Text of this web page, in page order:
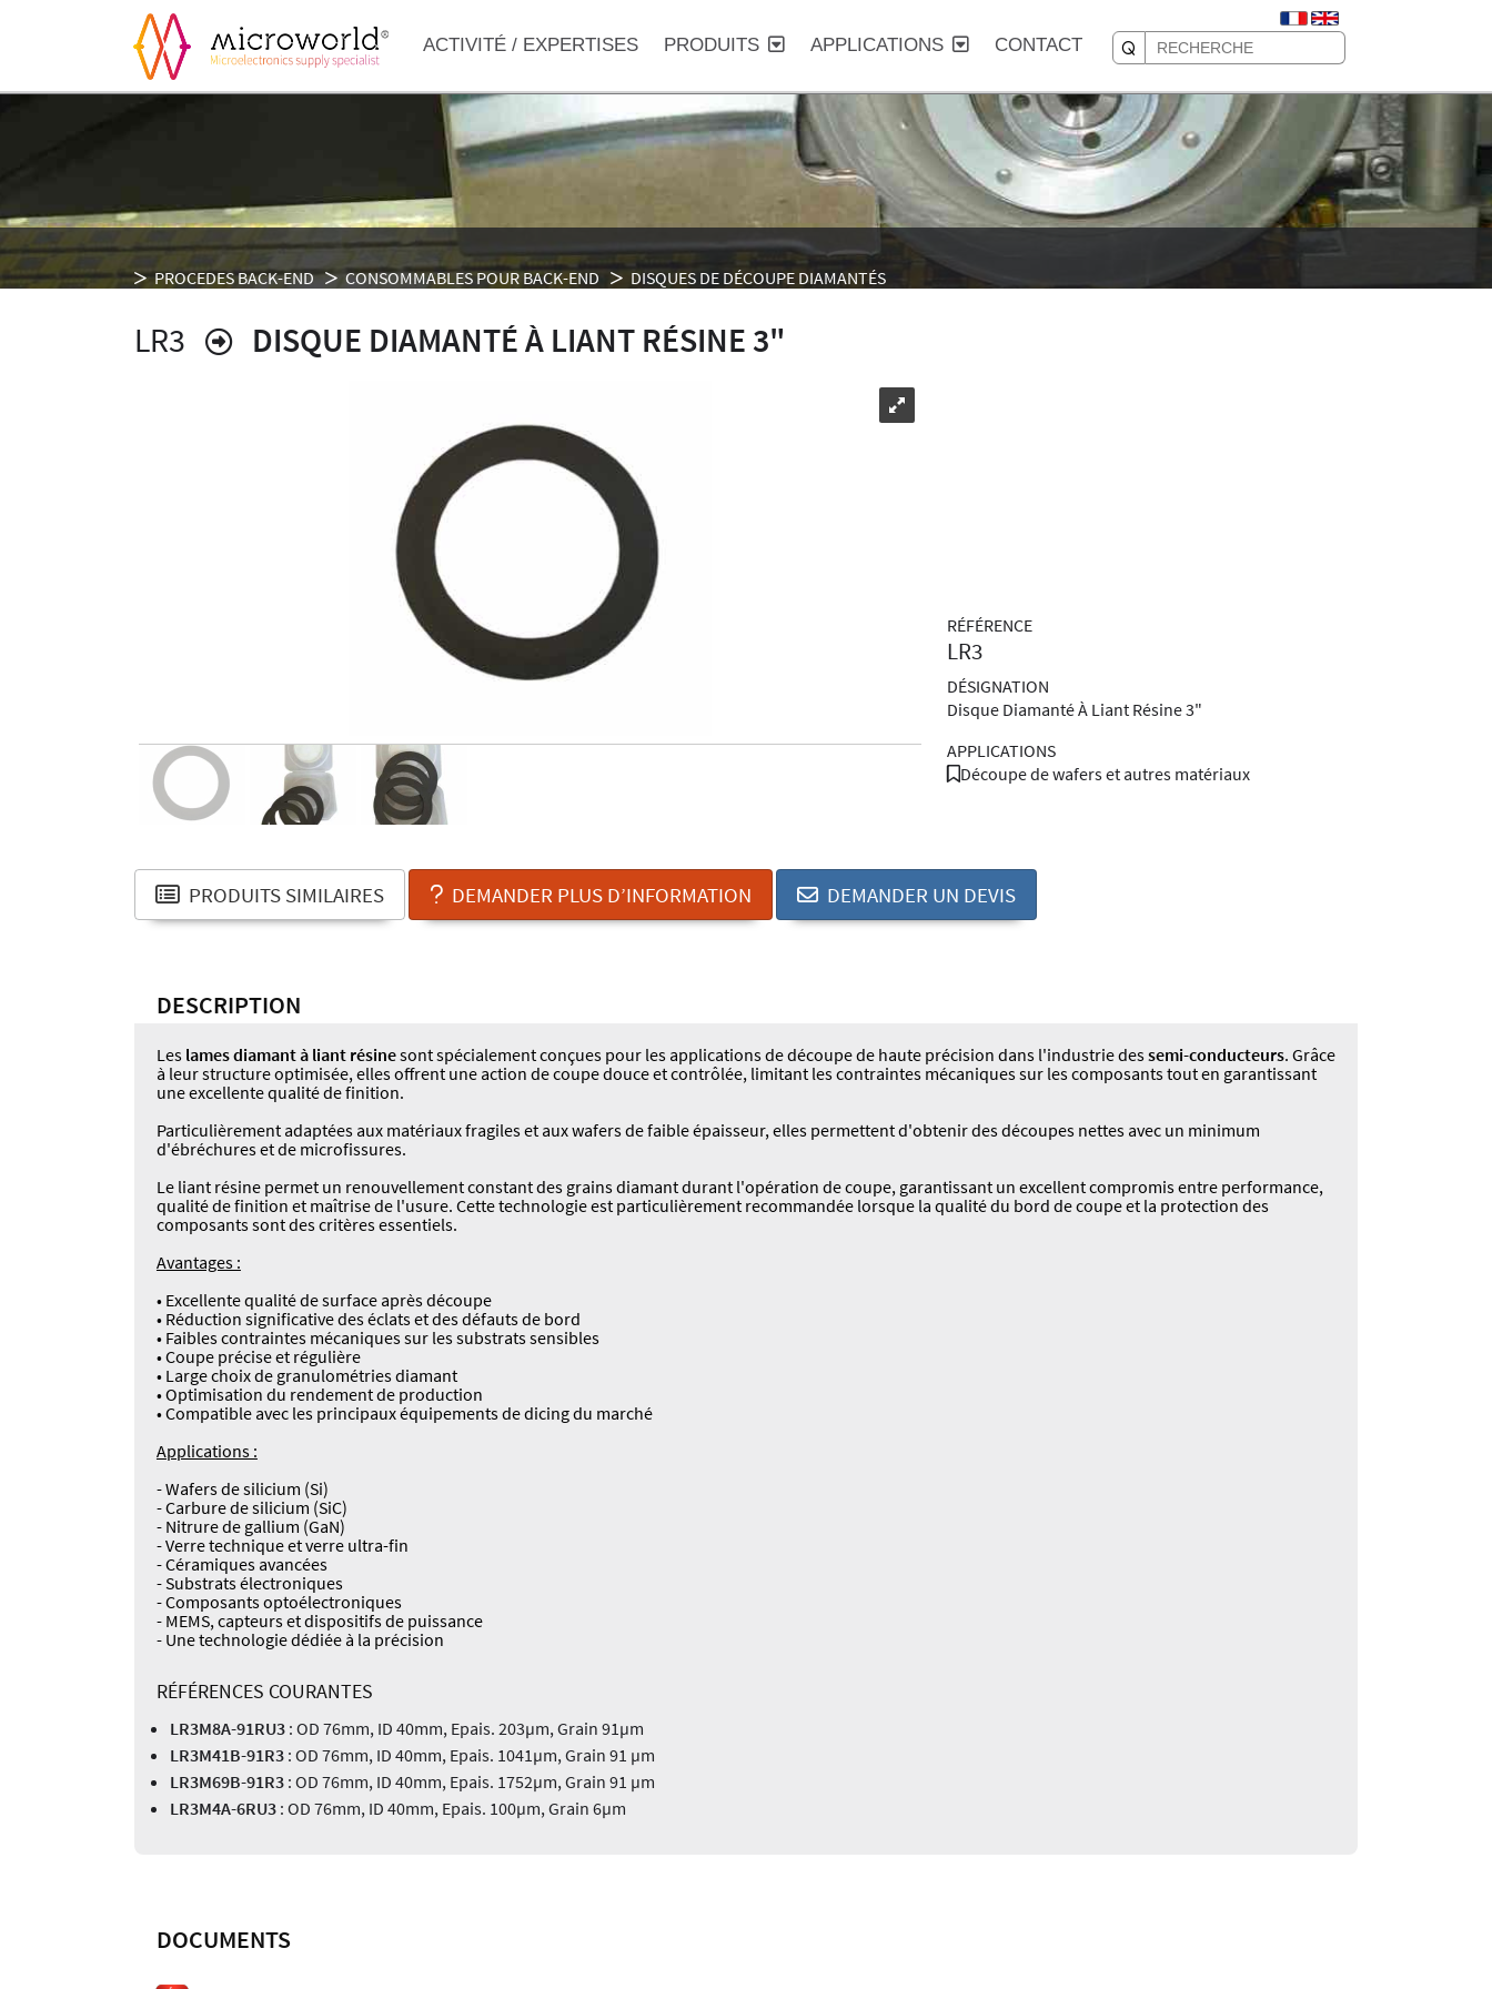
ACTIVITÉ / EXPERTISES PRODUITS APPLICATIONS CONTACT
PROCEDES BACK-END CONSOMMABLES POUR BACK-END DISQUES DE DÉCOUPE DIAMANTÉS
LR3 DISQUE DIAMANTÉ À LIANT RÉSINE 3"
RÉFÉRENCE
LR3
DÉSIGNATION
Disque Diamanté À Liant Résine 3"
APPLICATIONS
Découpe de wafers et autres matériaux
PRODUITS SIMILAIRES DEMANDER PLUS D’INFORMATION DEMANDER UN DEVIS
DESCRIPTION
Les lames diamant à liant résinesont spécialement conçues pour les applications de découpe de haute précision dans l'industrie dessemi-conducteurs. Grâce
à leur structure optimisée, elles offrent une action de coupe douce et contrôlée, limitant les contraintes mécaniques sur les composants tout en garantissant
une excellente qualité de finition.
Particulièrement adaptées aux matériaux fragiles et aux wafers de faible épaisseur, elles permettent d'obtenir des découpes nettes avec un minimum
d'ébréchures et de microfissures.
Le liant résine permet un renouvellement constant des grains diamant durant l'opération de coupe, garantissant un excellent compromis entre performance,
qualité de finition et maîtrise de l'usure. Cette technologie est particulièrement recommandée lorsque la qualité du bord de coupe et la protection des
composants sont des critères essentiels.
Avantages :
• Excellente qualité de surface après découpe
• Réduction significative des éclats et des défauts de bord
• Faibles contraintes mécaniques sur les substrats sensibles
• Coupe précise et régulière
• Large choix de granulométries diamant
• Optimisation du rendement de production
• Compatible avec les principaux équipements de dicing du marché
Applications :
- Wafers de silicium (Si)
- Carbure de silicium (SiC)
- Nitrure de gallium (GaN)
- Verre technique et verre ultra-fin
- Céramiques avancées
- Substrats électroniques
- Composants optoélectroniques
- MEMS, capteurs et dispositifs de puissance
- Une technologie dédiée à la précision
RÉFÉRENCES COURANTES
LR3M8A-91RU3: OD 76mm, ID 40mm, Epais. 203µm, Grain 91µm
LR3M41B-91R3: OD 76mm, ID 40mm, Epais. 1041µm, Grain 91 µm
LR3M69B-91R3: OD 76mm, ID 40mm, Epais. 1752µm, Grain 91 µm
LR3M4A-6RU3: OD 76mm, ID 40mm, Epais. 100µm, Grain 6µm
DOCUMENTS